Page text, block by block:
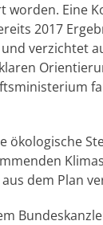
worden. Eine
2017
verzichtet
ökologische
dem Plan